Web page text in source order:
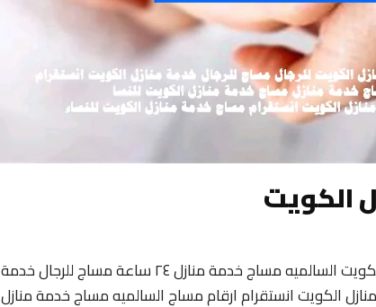
الكويت
مساج منزلى الكويت 24 ساعة فلبيني مساج الكويت السالميه مساج خدمة منازل ٢٤ ساعة مساج للرجال خدمة
الكويت انستقرام ارقام مساج السالميه مساج خدمة منازل